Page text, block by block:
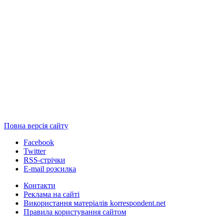
Повна версія сайту
Facebook
Twitter
RSS-стрічки
E-mail розсилка
Контакти
Реклама на сайті
Використання матеріалів korrespondent.net
Правила користування сайтом